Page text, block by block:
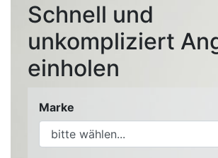
Schnell und
unkompliziert
einholen
Marke